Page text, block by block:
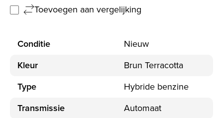
Toevoegen aan vergelijking
Conditie
Nieuw
Kleur
Brun Terracotta
Type
Hybride benzine
Transmissie
Automaat